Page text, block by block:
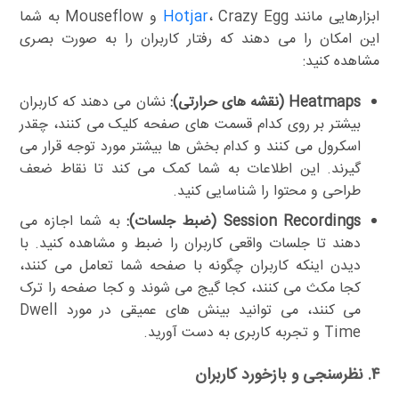
ابزارهایی مانند Hotjar
، Crazy Egg و Mouseflow به شما
این امکان را می دهند که رفتار کاربران را به صورت بصری
مشاهده کنید:
Heatmaps (نقشه های حرارتی):
نشان می دهند که کاربران
بیشتر بر روی کدام قسمت های صفحه کلیک می کنند، چقدر
اسکرول می کنند و کدام بخش ها بیشتر مورد توجه قرار می
گیرند. این اطلاعات به شما کمک می کند تا نقاط ضعف
طراحی و محتوا را شناسایی کنید.
Session Recordings (ضبط جلسات):
به شما اجازه می
دهند تا جلسات واقعی کاربران را ضبط و مشاهده کنید. با
دیدن اینکه کاربران چگونه با صفحه شما تعامل می کنند،
کجا مکث می کنند، کجا گیج می شوند و کجا صفحه را ترک
می کنند، می توانید بینش های عمیقی در مورد Dwell
Time و تجربه کاربری به دست آورید.
۴. نظرسنجی و بازخورد کاربران